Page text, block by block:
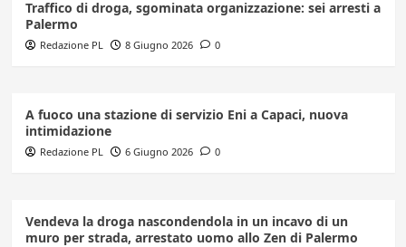
Traffico di droga, sgominata organizzazione: sei arresti a
Palermo
Redazione PL 8 Giugno 2026 0
A fuoco una stazione di servizio Eni a Capaci, nuova
intimidazione
Redazione PL 6 Giugno 2026 0
Vendeva la droga nascondendola in un incavo di un
muro per strada, arrestato uomo allo Zen di Palermo